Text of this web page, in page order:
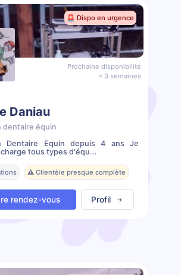
🚨 Dispo en urgence
Prochaine disponibilité
< 3 semaines
Daniau
dentaire équin
Dentaire Équin depuis 4 ans Je
tous types d'équ...
⚠️ Clientèle presque complète
rendez-vous Profil